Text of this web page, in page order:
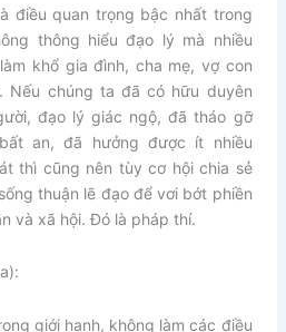
điều quan trọng bậc nhất trong
thông hiểu đạo lý mà nhiều
khổ gia đình, cha mẹ, vợ con
Nếu chúng ta đã có hữu duyên
đạo lý giác ngộ, đã tháo gỡ
an, đã hưởng được ít nhiều
thì cũng nên tùy cơ hội chia sẻ
thuận lẽ đạo để vơi bớt phiền
và xã hội. Đó là pháp thí.
giới hạnh, không làm các điều